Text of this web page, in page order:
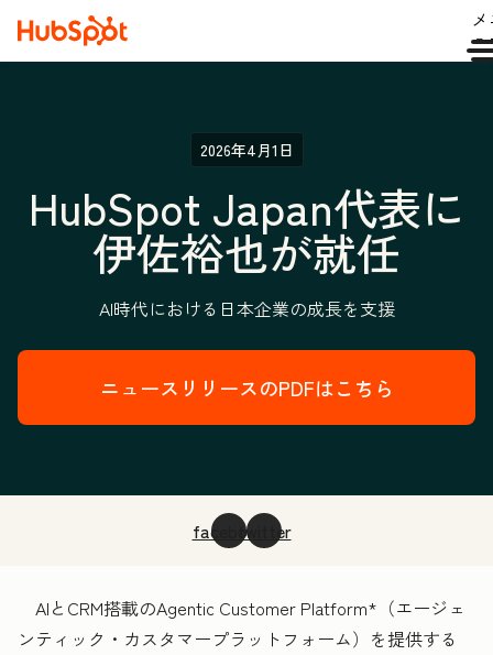
2026年4月1日
HubSpot Japan代表に
伊佐裕也が就任
AI時代における日本企業の成長を支援
ニュースリリースのPDFはこちら
facebooktwitter
AIとCRM搭載のAgentic Customer Platform* （エージェ
ンティック・カスタマープラットフォーム）を提供する